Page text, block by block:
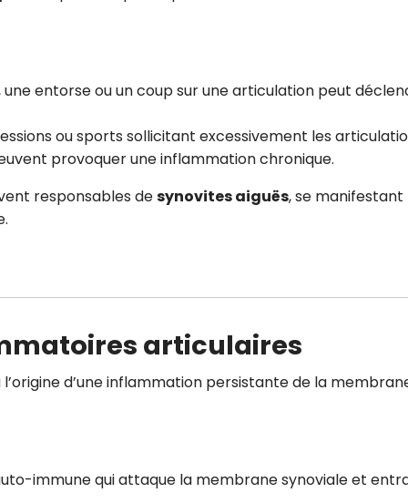
une entorse ou un coup sur une articulation peut
ou sports sollicitant excessivement les
provoquer une inflammation chronique.
responsables desynovites aiguës, se
articulaires
d’une inflammation persistante de la
immune qui attaque la membrane synoviale et
Je consens à ce que la société
des courriels pour mesurer et
performances des campagnes.
pourrons savoir si vous ouvrez les
des informations sur le terminal
personnalisées. Vous pourrez vous désinscrire en
désabonnement intégré dans la newsletter. Pour en